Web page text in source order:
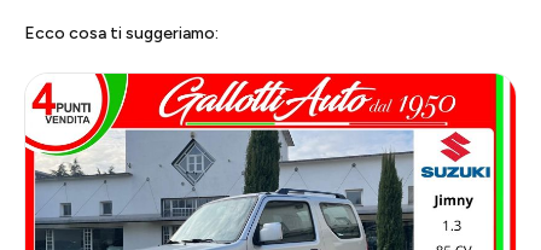
Ecco cosa ti suggeriamo: